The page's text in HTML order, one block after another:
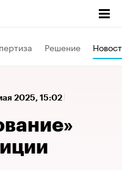
Решение
2025, 15:02